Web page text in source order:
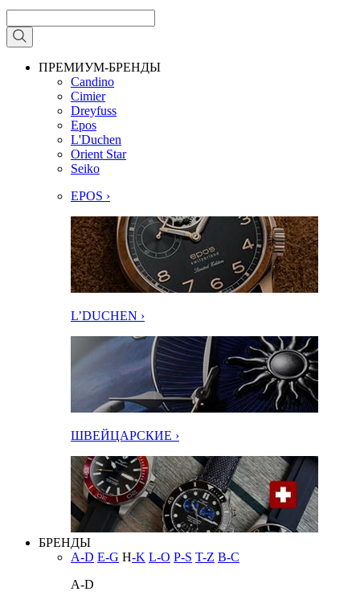
ПРЕМИУМ-БРЕНДЫ
Candino
Cimier
Dreyfuss
Epos
L'Duchen
Orient Star
Seiko
EPOS ›
L’DUCHEN ›
ШВЕЙЦАРСКИЕ ›
БРЕНДЫ
A-D E-G H-K L-O P-S T-Z В-С
A-D